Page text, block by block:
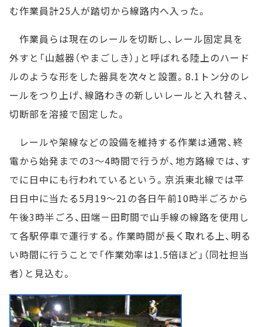
む作業員計25人が踏切から線路内へ入った。
作業員らは現在のレールを切断し、レール固定具を
外すと「山越器（やまごしき）」と呼ばれる陸上のハード
ルのような形をした器具を次々と設置。8.1トン分のレ
ールをつり上げ、線路わきの新しいレールと入れ替え、
切断部を溶接で固定した。
レールや架線などの設備を維持する作業は通常、終
電から始発までの3～4時間で行うが、地方路線では、す
でに日中にも行われているという。京浜東北線では平
日日中に当たる5月19～21の各日午前10時半ごろから
午後3時半ごろ、田端－田町間で山手線の線路を使用し
て各駅停車で運行する。作業時間が長く取れる上、明る
い時間に行うことで「作業効率は1.5倍ほど」（同社担当
者）と見込む。